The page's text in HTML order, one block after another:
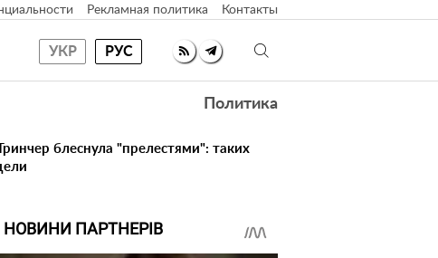
Рекламная политика Контакты
УКР РУС
Политика
блеснула "прелестями": таких
НОВИНИ ПАРТНЕРІВ